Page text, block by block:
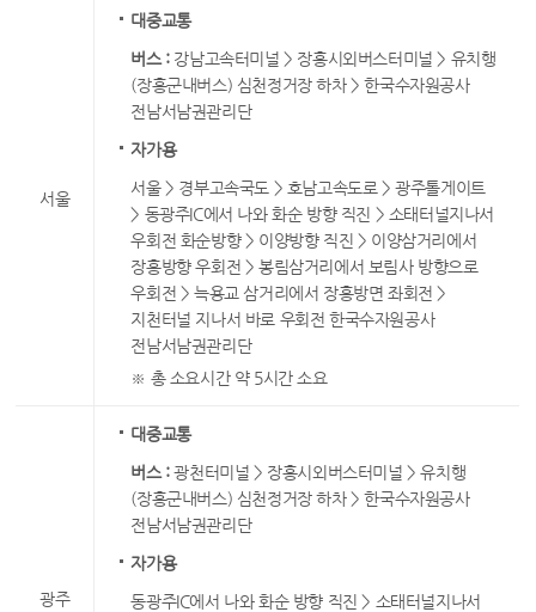
서울
대중교통
버스 : 강남고속터미널 > 장흥시외버스터미널 > 유치행
(장흥군내버스) 심천정거장 하차 > 한국수자원공사
전남서남권관리단
자가용
서울 > 경부고속국도 > 호남고속도로 > 광주톨게이트
> 동광주IC에서 나와 화순 방향 직진 > 소태터널지나서
우회전 화순방향 > 이양방향 직진 > 이양삼거리에서
장흥방향 우회전 > 봉림삼거리에서 보림사 방향으로
우회전 > 늑용교 삼거리에서 장흥방면 좌회전 >
지천터널 지나서 바로 우회전 한국수자원공사
전남서남권관리단
※ 총 소요시간 약 5시간 소요
광주
대중교통
버스 :광천터미널 > 장흥시외버스터미널 > 유치행
(장흥군내버스) 심천정거장 하차 > 한국수자원공사
전남서남권관리단
자가용
동광주IC에서 나와 화순 방향 직진 > 소태터널지나서